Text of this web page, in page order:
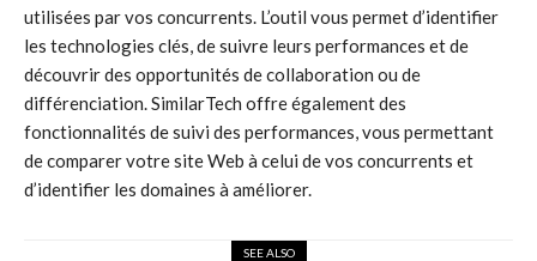
utilisées par vos concurrents. L’outil vous permet d’identifier
les technologies clés, de suivre leurs performances et de
découvrir des opportunités de collaboration ou de
différenciation. SimilarTech offre également des
fonctionnalités de suivi des performances, vous permettant
de comparer votre site Web à celui de vos concurrents et
d’identifier les domaines à améliorer.
SEE ALSO